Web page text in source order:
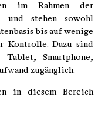
im Rahmen der
und stehen sowohl
bis auf wenige
Kontrolle. Dazu sind
Smartphone,
zugänglich.
in diesem Bereich